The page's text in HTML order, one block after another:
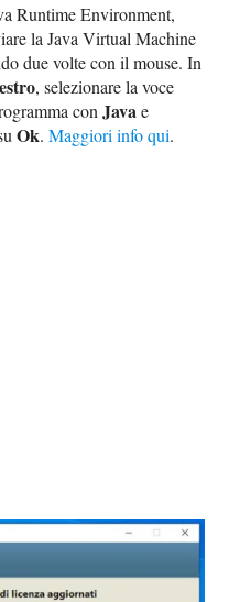
Runtime Environment,
la Java Virtual Machine
due volte con il mouse. In
, selezionare la voce
conJavae
Ok.Maggiori info qui.